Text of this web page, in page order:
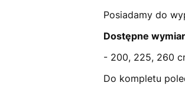
Posiadamy do
Dostępne
- 200, 225, 260
Do kompletu